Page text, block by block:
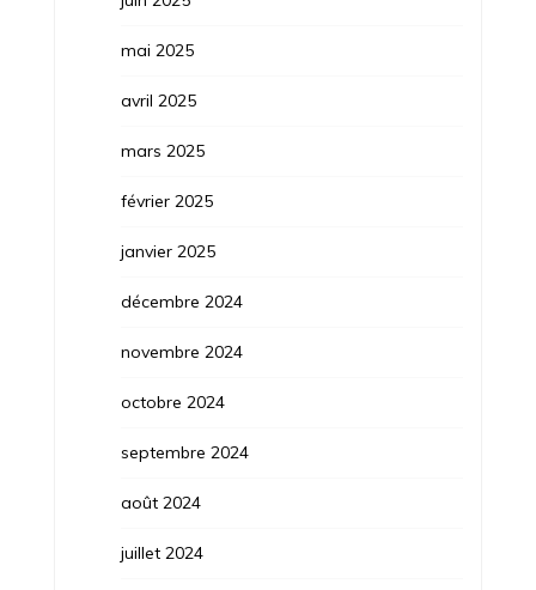
mai 2025
avril 2025
mars 2025
février 2025
janvier 2025
décembre 2024
novembre 2024
octobre 2024
septembre 2024
août 2024
juillet 2024